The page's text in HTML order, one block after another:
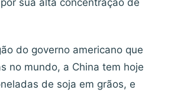
sua alta concentração de
do governo americano que
no mundo, a China tem hoje
de soja em grãos, e